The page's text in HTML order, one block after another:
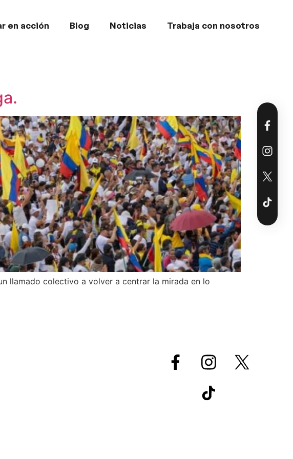
en acción Blog Noticias Trabaja con nosotros
llamado colectivo a volver a centrar la mirada en lo